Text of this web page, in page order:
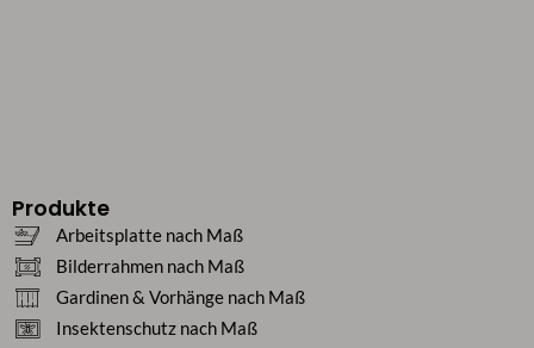
Produkte
Arbeitsplatte nach Maß
Bilderrahmen nach Maß
Gardinen & Vorhänge nach Maß
Insektenschutz nach Maß